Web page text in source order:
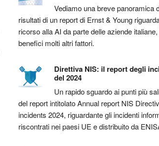
Vediamo una breve panoramica
risultati di un report di Ernst & Young
ricorso alla AI da parte delle aziende
benefici molti altri fattori.
Direttiva NIS: il report degli
del 2024
Un rapido sguardo ai punti più
del report intitolato Annual report NIS
incidents 2024, riguardante gli incidenti
riscontrati nei paesi UE e distribuito da